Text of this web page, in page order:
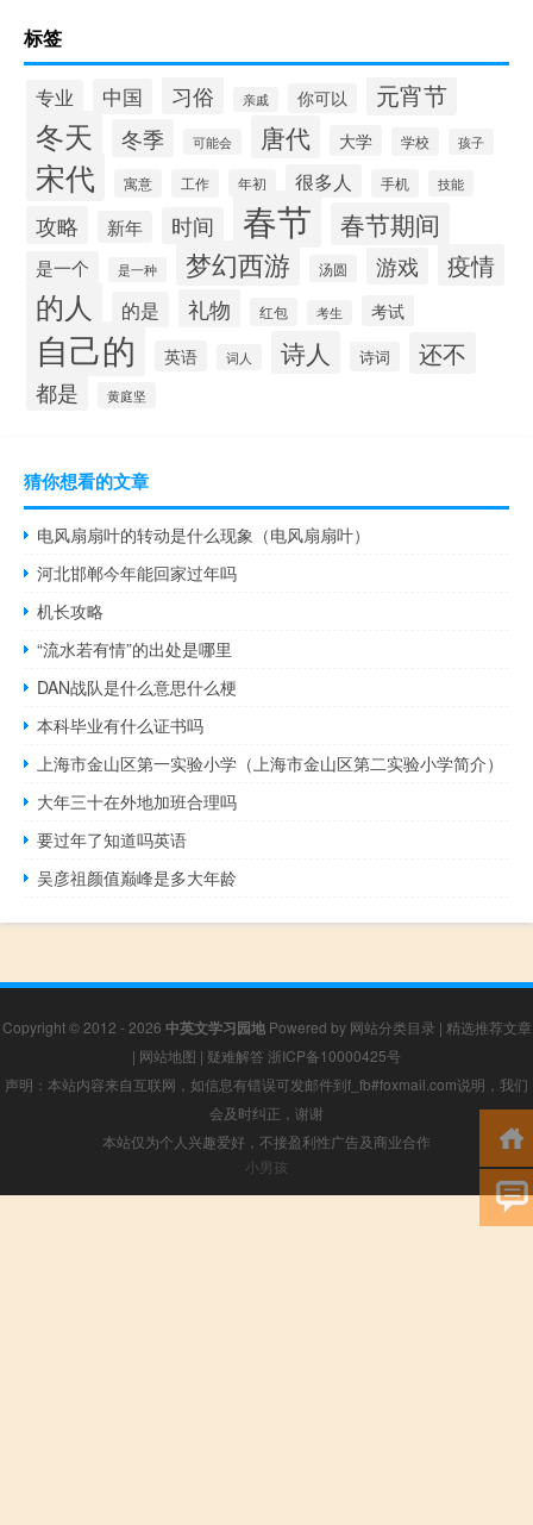
标签
专业 中国 习俗 亲戚 你可以 元宵节
冬天 冬季 可能会 唐代 大学 学校 孩子
宋代 寓意 工作 年初 很多人 手机 技能
攻略 新年 时间 春节 春节期间
是一个 是一种 梦幻西游 汤圆 游戏 疫情
的人 的是 礼物 红包 考生 考试
自己的 英语 词人 诗人 诗词 还不
都是 黄庭坚
猜你想看的文章
电风扇扇叶的转动是什么现象（电风扇扇叶）
河北邯郸今年能回家过年吗
机长攻略
“流水若有情”的出处是哪里
DAN战队是什么意思什么梗
本科毕业有什么证书吗
上海市金山区第一实验小学（上海市金山区第二实验小学简介）
大年三十在外地加班合理吗
要过年了知道吗英语
吴彦祖颜值巅峰是多大年龄
Copyright © 2012 - 2026 中英文学习园地Powered by 网站分类目录 | 精选推荐文章
| 网站地图 | 疑难解答 浙ICP备10000425号
声明：本站内容来自互联网，如信息有错误可发邮件到f_fb#foxmail.com说明，我们
会及时纠正，谢谢
本站仅为个人兴趣爱好，不接盈利性广告及商业合作
小男孩